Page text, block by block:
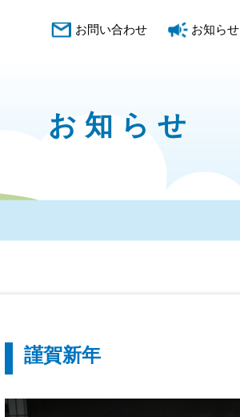
お知らせ
お問い合わせ
お知らせ
謹賀新年